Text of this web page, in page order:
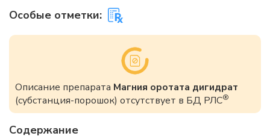
Особые отметки:
Описание препарата Магния оротата дигидрат
(субстанция-порошок) отсутствует в БД РЛС®
Содержание